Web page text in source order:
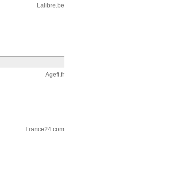
Lalibre.be
Agefi.fr
France24.com